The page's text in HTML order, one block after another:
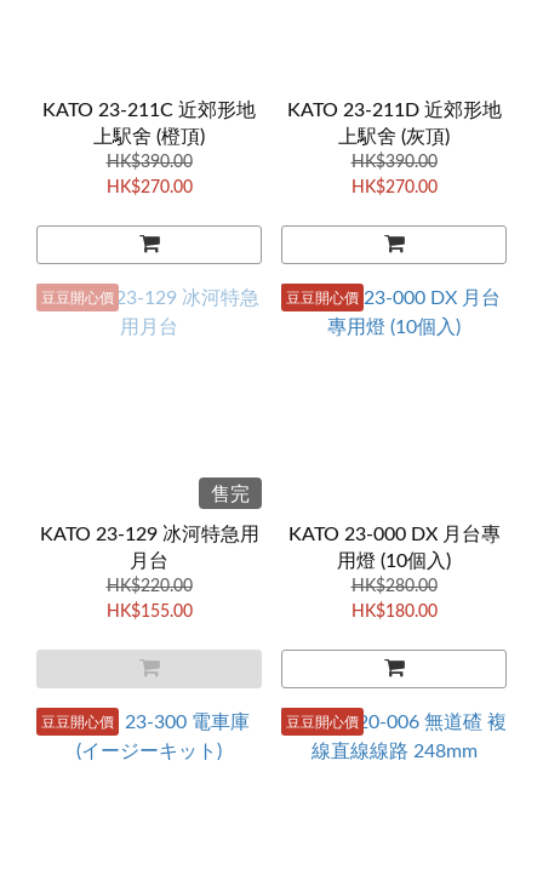
KATO 23-211C 近郊形地
上駅舍 (橙頂)
HK$390.00
HK$270.00
KATO 23-211D 近郊形地
上駅舍 (灰頂)
HK$390.00
HK$270.00
豆豆開心價
售完
KATO 23-129 冰河特急用
月台
HK$220.00
HK$155.00
豆豆開心價
KATO 23-000 DX 月台專
用燈 (10個入)
HK$280.00
HK$180.00
豆豆開心價 豆豆開心價